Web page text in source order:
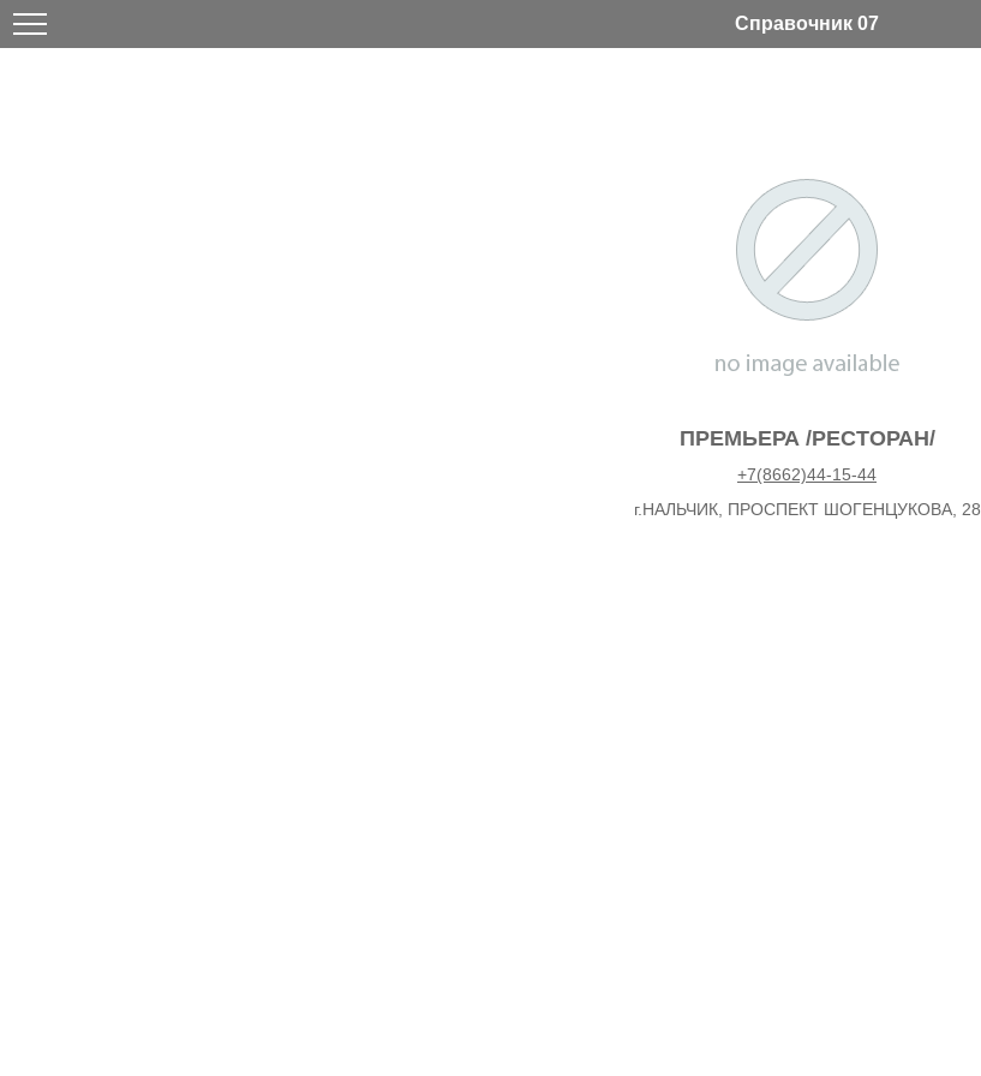
Справочник 07
ПРЕМЬЕРА /РЕСТОРАН/
+7(8662)44-15-44
г.НАЛЬЧИК, ПРОСПЕКТ ШОГЕНЦУКОВА, 28